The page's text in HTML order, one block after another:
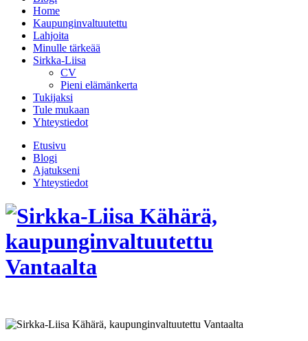
Home
Kaupunginvaltuutettu
Lahjoita
Minulle tärkeää
Sirkka-Liisa
CV
Pieni elämänkerta
Tukijaksi
Tule mukaan
Yhteystiedot
Etusivu
Blogi
Ajatukseni
Yhteystiedot